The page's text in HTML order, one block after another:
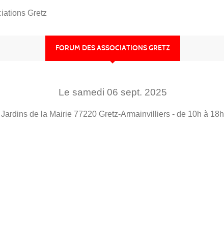
Gretz
FORUM DES ASSOCIATIONS GRETZ
Le samedi 06 sept. 2025
Jardins de la Mairie 77220 Gretz-Armainvilliers - de 10h à 18h